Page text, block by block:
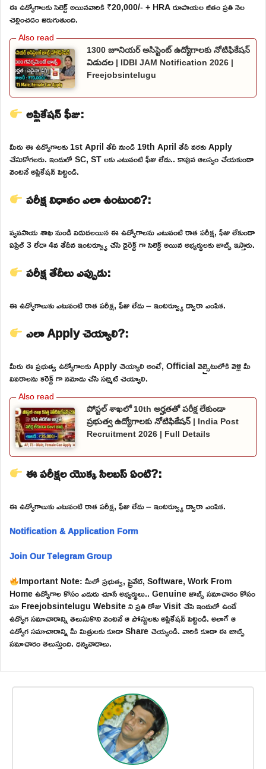
ఈ ఉద్యోగాలకు సెలెక్ట్ అయినవారికి ₹20,000/- + HRA రూపాయల జీతం ప్రతి నెల
చెల్లించడం జరుగుతుంది.
1300 జూనియర్ అసిస్టెంట్ ఉద్యోగాలకు నోటిఫికేషన్
విడుదల | IDBI JAM Notification 2026 |
Freejobsintelugu
అప్లికేషన్ ఫీజు:
మీరు ఈ ఉద్యోగాలకు 1st April తేదీ నుండి 19th April తేదీ వరకు Apply
చేసుకోగలరు. ఇందులో SC, ST లకు ఎటువంటి ఫీజు లేదు.. కావున ఆలస్యం చేయకుండా
వెంటనే అప్లికేషన్ పెట్టండి.
పరీక్ష విధానం ఎలా ఉంటుంది?:
వ్యవసాయ శాఖ నుండి విడుదలయిన ఈ ఉద్యోగాలను ఎటువంటి రాత పరీక్ష, ఫీజు లేకుండా
ఏప్రిల్ 3 లేదా 4వ తేదీన ఇంటర్వ్యూ చేసి డైరెక్ట్ గా సెలెక్ట్ అయిన అభ్యర్థులకు జాబ్స్ ఇస్తారు.
పరీక్ష తేదీలు ఎప్పుడు:
ఈ ఉద్యోగాలుకు ఎటువంటి రాత పరీక్ష, ఫీజు లేదు – ఇంటర్వ్యూ ద్వారా ఎంపిక.
ఎలా Apply చెయ్యాలి?:
మీరు ఈ ప్రభుత్వ ఉద్యోగాలకు Apply చెయ్యాలి అంటే, Official వెబ్సైటులోకి వెళ్లి మీ
వివరాలను కరెక్ట్ గా నమోదు చేసి సబ్మిట్ చెయ్యాలి.
పోస్టల్ శాఖలో 10th అర్హతతో పరీక్ష లేకుండా
ప్రభుత్వ ఉద్యోగాలకు నోటిఫికేషన్ | India Post
Recruitment 2026 | Full Details
ఈ పరీక్షల యొక్క సిలబస్ ఏంటి?:
ఈ ఉద్యోగాలుకు ఎటువంటి రాత పరీక్ష, ఫీజు లేదు – ఇంటర్వ్యూ ద్వారా ఎంపిక.
Notification & Application Form
Join Our Telegram Group
Important Note: మీలో ప్రభుత్వ, ప్రైవేట్, Software, Work From
Home ఉద్యోగాల కోసం ఎదురు చూసే అభ్యర్థులు.. Genuine జాబ్స్ సమాచారం కోసం
మా Freejobsintelugu Website ని ప్రతి రోజు Visit చేసి ఇందులో ఉండే
ఉద్యోగ సమాచారాన్ని తెలుసుకొని వెంటనే ఆ పోస్టులకు అప్లికేషన్ పెట్టండి. అలాగే ఆ
ఉద్యోగ సమాచారాన్ని మీ మిత్రులకు కూడా Share చెయ్యండి. వారికి కూడా ఈ జాబ్స్
సమాచారం తెలుస్తుంది. ధన్యవాదాలు.